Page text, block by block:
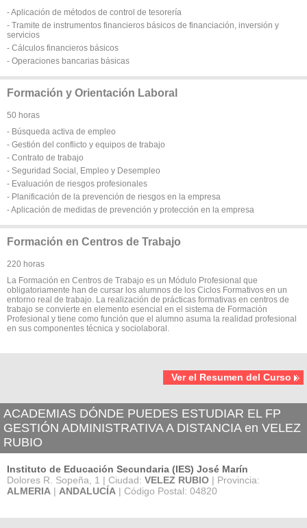
- Aplicación de métodos de control de tesorería
- Tramite de instrumentos financieros básicos de financiación, inversión y
servicios
- Cálculos financieros básicos
- Operaciones bancarias básicas
Formación y Orientación Laboral
50 horas
- Búsqueda activa de empleo
- Gestión del conflicto y equipos de trabajo
- Contrato de trabajo
- Seguridad Social, Empleo y Desempleo
- Evaluación de riesgos profesionales
- Planificación de la prevención de riesgos en la empresa
- Aplicación de medidas de prevención y protección en la empresa
Formación en Centros de Trabajo
220 horas
La Formación en Centros de Trabajo es un Módulo Profesional que
obligatoriamente han de cursar los alumnos de los Ciclos Formativos en un
entorno real de trabajo. La realización de prácticas formativas en centros de
trabajo se convierte en elemento esencial en el sistema de Formación
Profesional y tiene como función que el alumno asuma la realidad profesional
en sus componentes técnica y sociolaboral.
Ver el Resumen del Curso
ACADEMIAS DÓNDE PUEDES ESTUDIAR EL FP
GESTIÓN ADMINISTRATIVA A DISTANCIA en VELEZ
RUBIO
Instituto de Educación Secundaria (IES) José Marín
Dolores R. Sopeña, 1 | Ciudad: VELEZ RUBIO | Provincia:
ALMERIA | ANDALUCÍA | Código Postal: 04820